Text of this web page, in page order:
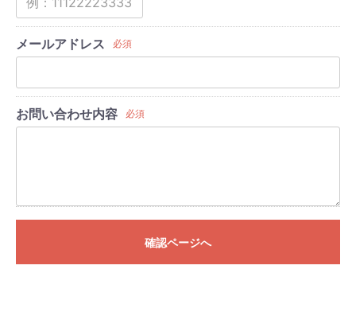
メールアドレス 必須
お問い合わせ内容 必須
確認ページへ